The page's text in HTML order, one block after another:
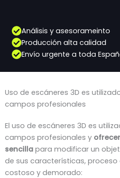
Análisis y asesorameinto
Producción alta calidad
Envío urgente a toda
Uso de escáneres 3D es
campos profesionales
El uso de escáneres 3D es
campos profesionales y
sencilla para modificar un
de sus características,
costoso y demorado: